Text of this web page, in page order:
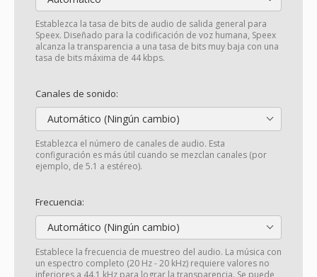
Establezca la tasa de bits de audio de salida general para
Speex. Diseñado para la codificación de voz humana, Speex
alcanza la transparencia a una tasa de bits muy baja con una
tasa de bits máxima de 44 kbps.
Canales de sonido:
Automático (Ningún cambio)
Establezca el número de canales de audio. Esta
configuración es más útil cuando se mezclan canales (por
ejemplo, de 5.1 a estéreo).
Frecuencia:
Automático (Ningún cambio)
Establece la frecuencia de muestreo del audio. La música con
un espectro completo (20 Hz - 20 kHz) requiere valores no
inferiores a 44.1 kHz para lograr la transparencia. Se puede